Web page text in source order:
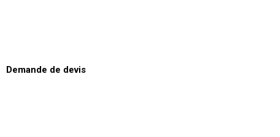
Demande de devis